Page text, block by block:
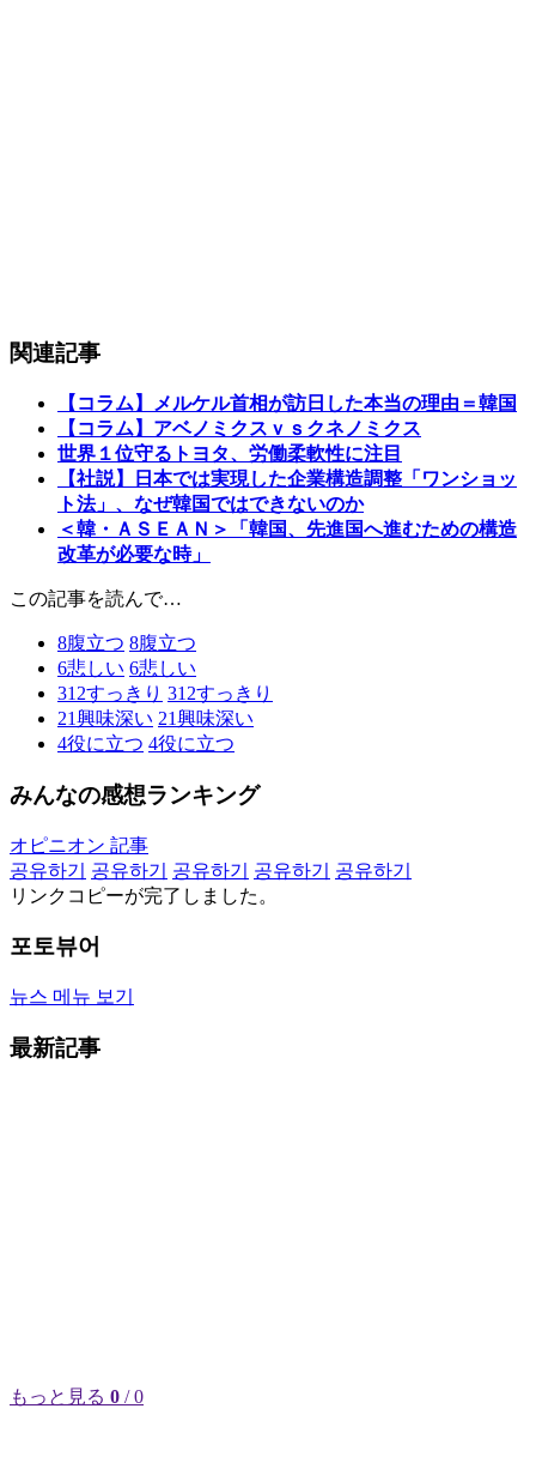
関連記事
【コラム】メルケル首相が訪日した本当の理由＝韓国
【コラム】アベノミクスｖｓクネノミクス
世界１位守るトヨタ、労働柔軟性に注目
【社説】日本では実現した企業構造調整「ワンショッ
ト法」、なぜ韓国ではできないのか
＜韓・ＡＳＥＡＮ＞「韓国、先進国へ進むための構造
改革が必要な時」
この記事を読んで…
8腹立つ 8腹立つ
6悲しい 6悲しい
312すっきり 312すっきり
21興味深い 21興味深い
4役に立つ 4役に立つ
みんなの感想ランキング
オピニオン 記事
공유하기
공유하기 공유하기 공유하기
공유하기
リンクコピーが完了しました。
포토뷰어
뉴스 메뉴 보기
最新記事
もっと見る 0 / 0